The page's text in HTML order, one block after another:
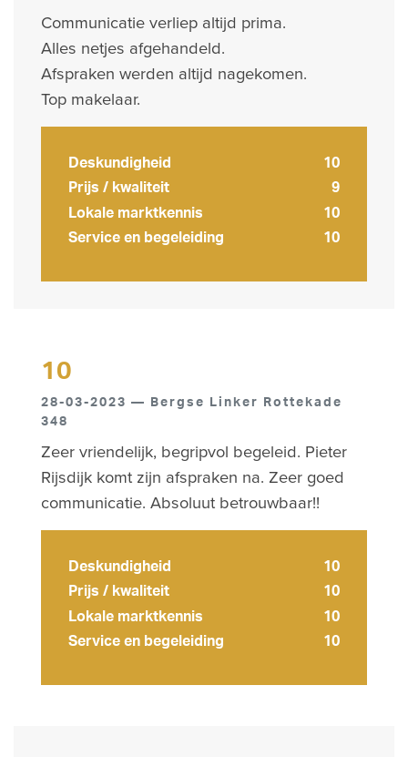
Communicatie verliep altijd prima.
Alles netjes afgehandeld.
Afspraken werden altijd nagekomen.
Top makelaar.
Deskundigheid
10
Prijs / kwaliteit
9
Lokale marktkennis
10
Service en begeleiding
10
10
28-03-2023 — Bergse Linker Rottekade
348
Zeer vriendelijk, begripvol begeleid. Pieter
Rijsdijk komt zijn afspraken na. Zeer goed
communicatie. Absoluut betrouwbaar!!
Deskundigheid
10
Prijs / kwaliteit
10
Lokale marktkennis
10
Service en begeleiding
10